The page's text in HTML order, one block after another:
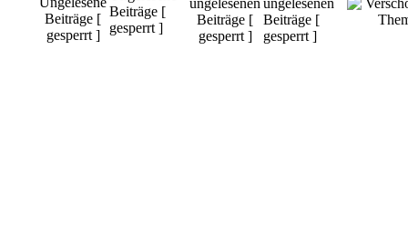
Beiträge [
gesperrt ]
Beiträge [
gesperrt ]